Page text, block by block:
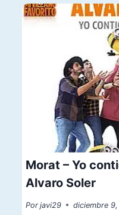
Morat – Yo
Alvaro Soler
Por javi29 diciembre